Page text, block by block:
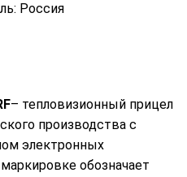
Россия
– тепловизионный прицел
производства с
электронных
обозначает